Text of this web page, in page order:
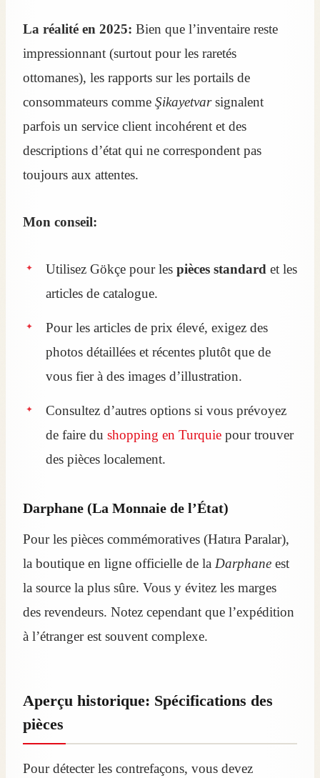
La réalité en 2025: Bien que l’inventaire reste
impressionnant (surtout pour les raretés
ottomanes), les rapports sur les portails de
consommateurs comme Şikayetvarsignalent
parfois un service client incohérent et des
descriptions d’état qui ne correspondent pas
toujours aux attentes.
Mon conseil:
Utilisez Gökçe pour les pièces standard et les
articles de catalogue.
Pour les articles de prix élevé, exigez des
photos détaillées et récentes plutôt que de
vous fier à des images d’illustration.
Consultez d’autres options si vous prévoyez
de faire du shopping en Turquie pour trouver
des pièces localement.
Darphane (La Monnaie de l’État)
Pour les pièces commémoratives (Hatıra Paralar),
la boutique en ligne officielle de la Darphane est
la source la plus sûre. Vous y évitez les marges
des revendeurs. Notez cependant que l’expédition
à l’étranger est souvent complexe.
Aperçu historique: Spécifications des
pièces
Pour détecter les contrefaçons, vous devez